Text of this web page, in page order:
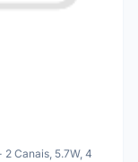
Canais, 5.7W, 4